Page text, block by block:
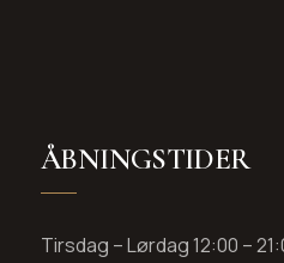
ÅBNINGSTIDER
Tirsdag – Lørdag 12:00 –